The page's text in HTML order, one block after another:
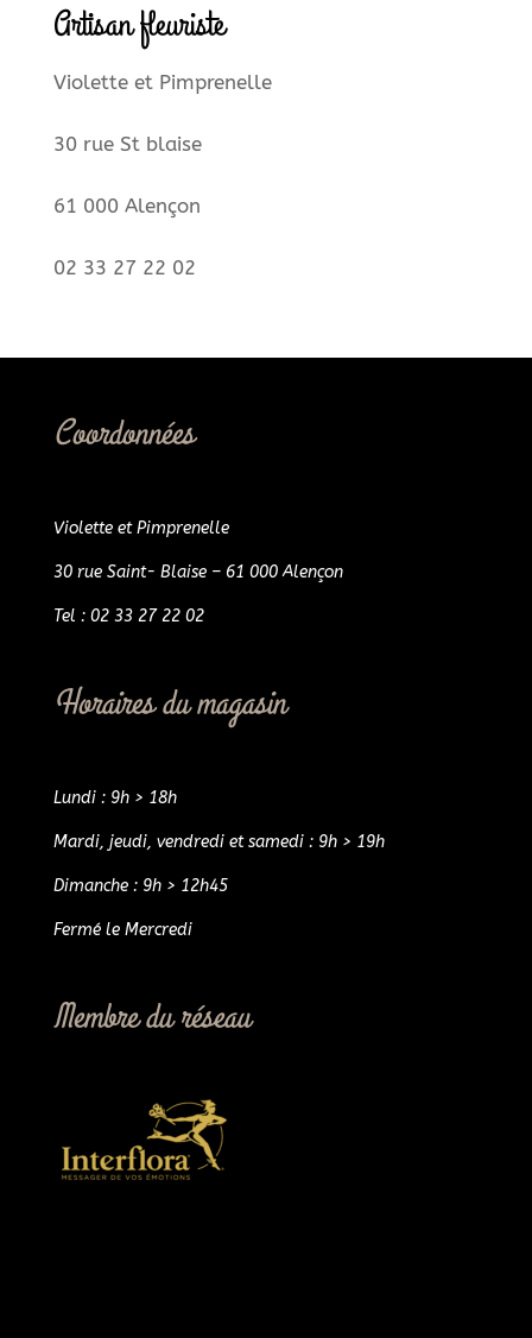
Artisan fleuriste
Violette et Pimprenelle
30 rue St blaise
61 000 Alençon
02 33 27 22 02
Coordonnées
Violette et Pimprenelle
30 rue Saint- Blaise – 61 000 Alençon
Tel : 02 33 27 22 02
Horaires du magasin
Lundi : 9h > 18h
Mardi, jeudi, vendredi et samedi : 9h > 19h
Dimanche : 9h > 12h45
Fermé le Mercredi
Membre du réseau